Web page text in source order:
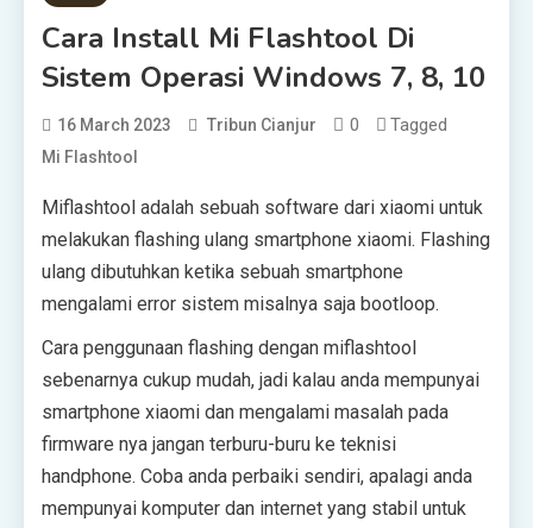
Cara Install Mi Flashtool Di
Sistem Operasi Windows 7, 8, 10
16 March 2023 Tribun Cianjur 0 Tagged
Mi Flashtool
Miflashtool adalah sebuah software dari xiaomi untuk
melakukan flashing ulang smartphone xiaomi. Flashing
ulang dibutuhkan ketika sebuah smartphone
mengalami error sistem misalnya saja bootloop.
Cara penggunaan flashing dengan miflashtool
sebenarnya cukup mudah, jadi kalau anda mempunyai
smartphone xiaomi dan mengalami masalah pada
firmware nya jangan terburu-buru ke teknisi
handphone. Coba anda perbaiki sendiri, apalagi anda
mempunyai komputer dan internet yang stabil untuk